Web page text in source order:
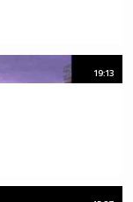
19:13